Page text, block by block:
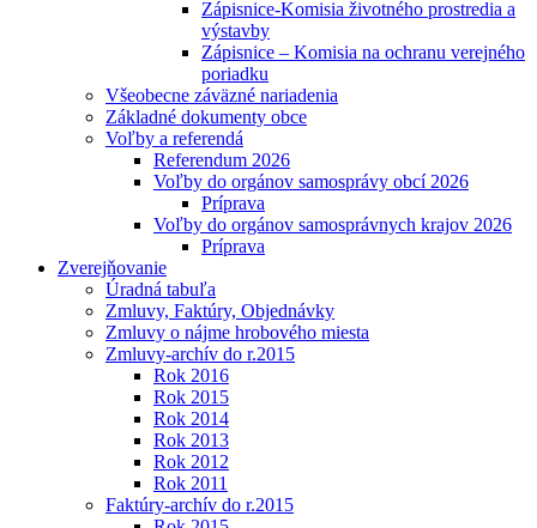
Zápisnice-Komisia životného prostredia a
výstavby
Zápisnice – Komisia na ochranu verejného
poriadku
Všeobecne záväzné nariadenia
Základné dokumenty obce
Voľby a referendá
Referendum 2026
Voľby do orgánov samosprávy obcí 2026
Príprava
Voľby do orgánov samosprávnych krajov 2026
Príprava
Zverejňovanie
Úradná tabuľa
Zmluvy, Faktúry, Objednávky
Zmluvy o nájme hrobového miesta
Zmluvy-archív do r.2015
Rok 2016
Rok 2015
Rok 2014
Rok 2013
Rok 2012
Rok 2011
Faktúry-archív do r.2015